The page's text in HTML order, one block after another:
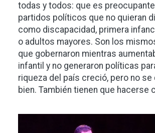
todas y todos: que es
partidos políticos que no quieran
como discapacidad, primera
o adultos mayores. Son los
que gobernaron mientras
infantil y no generaron políticas
riqueza del país creció, pero no
bien. También tienen que hacerse